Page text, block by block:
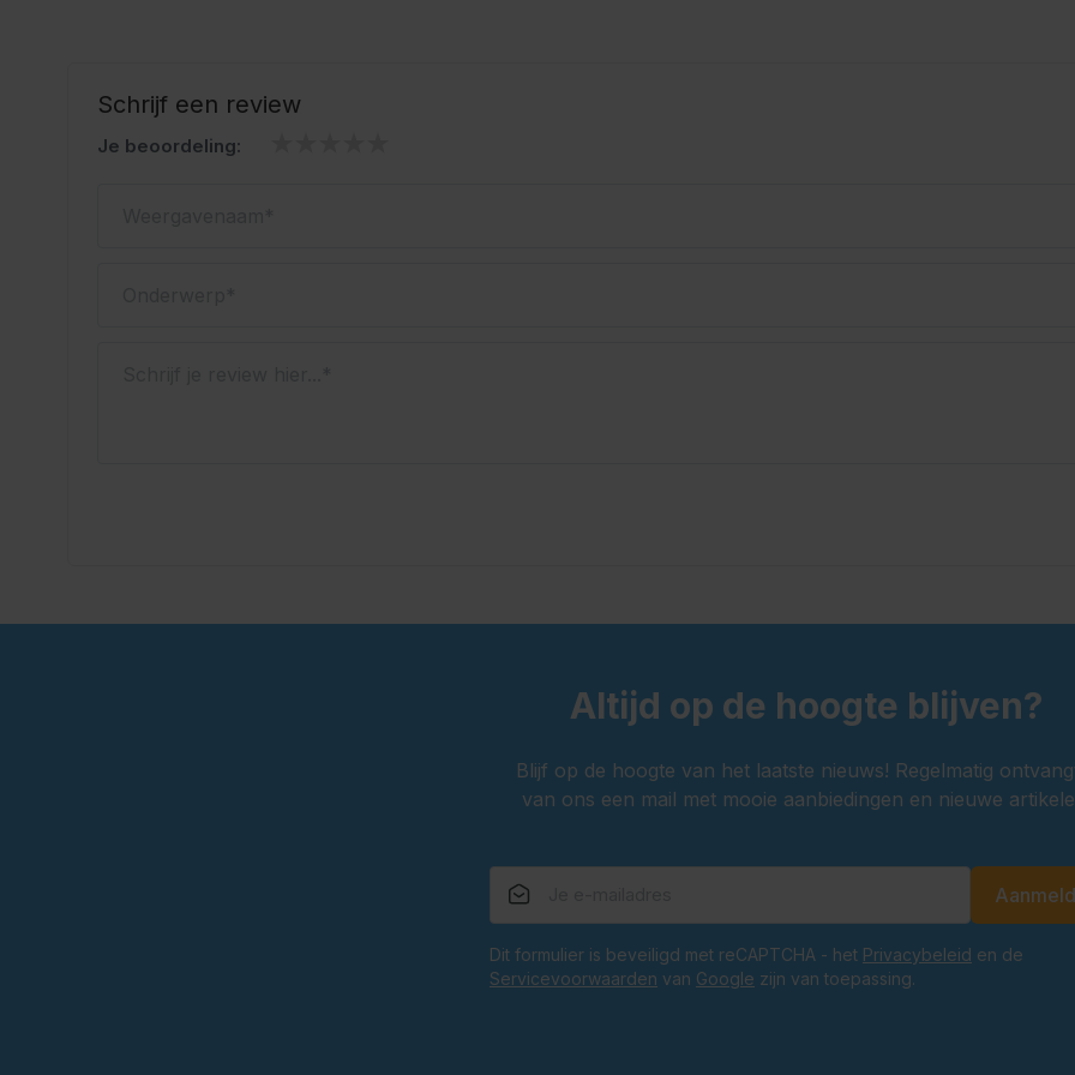
Schrijf een review
Je beoordeling:
Altijd op de hoogte blijven?
Blijf op de hoogte van het laatste nieuws! Regelmatig
van ons een mail met mooie aanbiedingen en nieuwe
Dit formulier is beveiligd met reCAPTCHA - het Privacybeleid en de
Servicevoorwaarden van Google zijn van toepassing.